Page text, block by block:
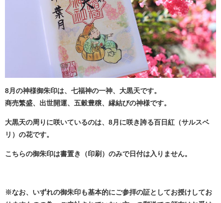
8月の神様御朱印は、七福神の一神、大黒天です。
商売繁盛、出世開運、五穀豊穣、縁結びの神様です。
大黒天の周りに咲いているのは、8月に咲き誇る百日紅（サルスベ
リ）の花です。
こちらの御朱印は書置き（印刷）のみで日付は入りません。
※なお、いずれの御朱印も基本的にご参拝の証としてお授けしてお